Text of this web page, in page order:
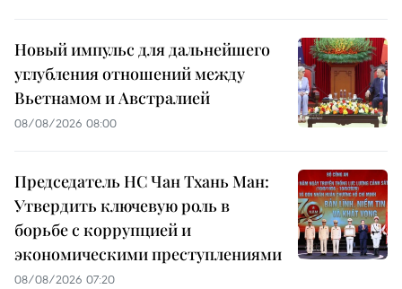
Новый импульс для дальнейшего
углубления отношений между
Вьетнамом и Австралией
08/08/2026 08:00
Председатель НС Чан Тхань Ман:
Утвердить ключевую роль в
борьбе с коррупцией и
экономическими преступлениями
08/08/2026 07:20